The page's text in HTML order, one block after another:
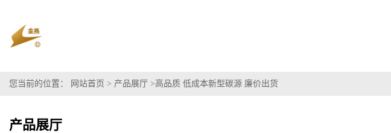
您当前的位置： 网站首页 > 产品展厅 >高品质 低成本新型碳源 廉价出货
产品展厅